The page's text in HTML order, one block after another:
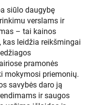
žvejybos
valtims, surfo lentai,
kajakui
siūlo daugybę
verslams ir
– tai kainos
kas leidžia reikšmingai
pramonės
mokymosi priemonių.
savybės daro ją
ir saugos